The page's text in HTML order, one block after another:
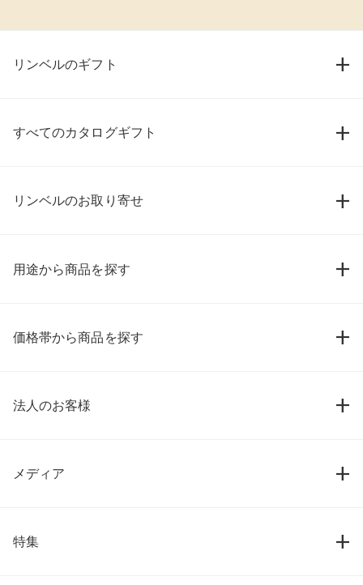
リンベルのギフト
すべてのカタログギフト
リンベルのお取り寄せ
用途から商品を探す
価格帯から商品を探す
法人のお客様
メディア
特集